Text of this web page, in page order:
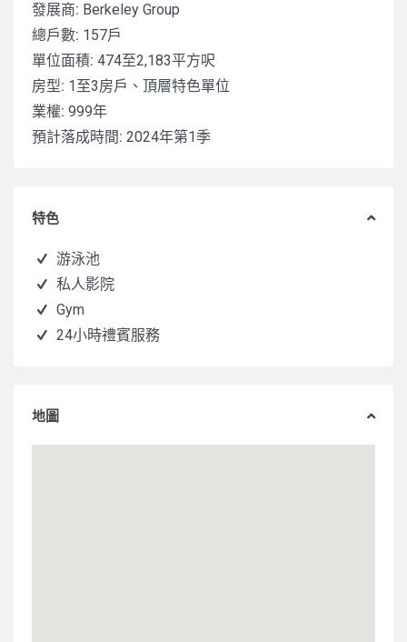
發展商: Berkeley Group
總戶數: 157戶
單位面積: 474至2,183平方呎
房型: 1至3房戶、頂層特色單位
業權: 999年
預計落成時間: 2024年第1季
特色
游泳池
私人影院
Gym
24小時禮賓服務
地圖